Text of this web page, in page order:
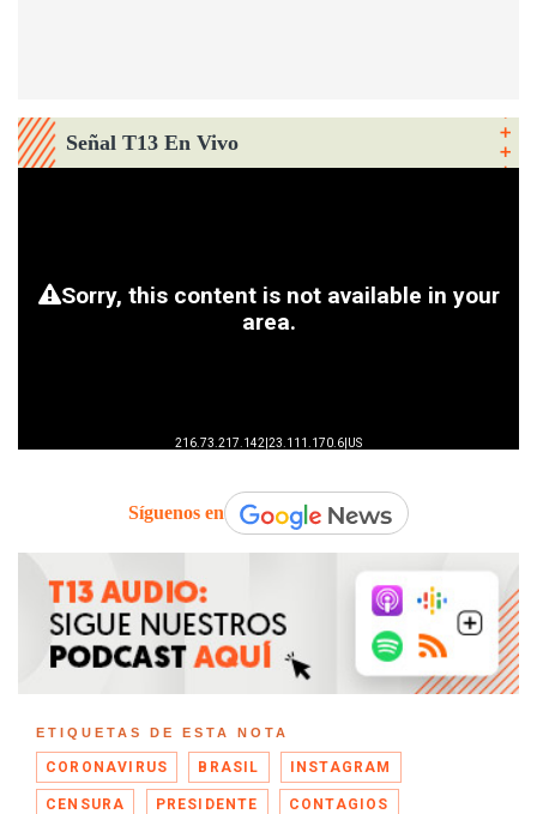
Señal T13 En Vivo
Síguenos en
ETIQUETAS DE ESTA NOTA
CORONAVIRUS BRASIL INSTAGRAM
CENSURA PRESIDENTE CONTAGIOS